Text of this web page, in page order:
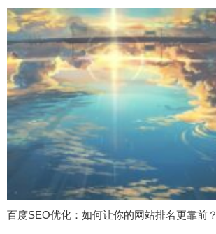
百度SEO优化：如何让你的网站排名更靠前？